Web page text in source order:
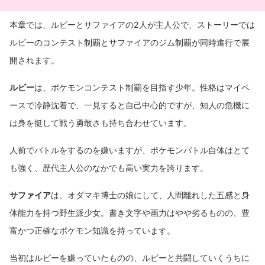
本章では、ルビーとサファイアの2人が主人公で、ストーリーでは
ルビーのコンテスト制覇とサファイアのジム制覇が同時進行で展
開されます。
ルビーは、ポケモンコンテスト制覇を目指す少年。性格はマイペ
ースで冷静沈着で、一見すると自己中心的ですが、知人の危機に
は身を挺して戦う勇敢さも持ち合わせています。
人前でバトルをするのを嫌いますが、ポケモンバトル自体はとて
も強く、歴代主人公のなかでも高い実力を誇ります。
サファイアは、オダマキ博士の娘にして、人間離れした五感と身
体能力を持つ野生派少女。書き文字や画力はやや劣るものの、豊
富かつ正確なポケモン知識を持っています。
当初はルビーを嫌っていたものの、ルビーと共闘していくうちに